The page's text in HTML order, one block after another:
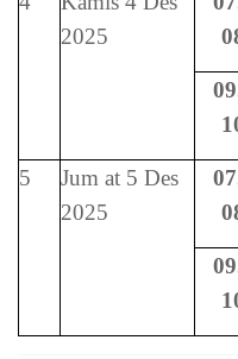
2025
5
Jum at 5 Des
2025